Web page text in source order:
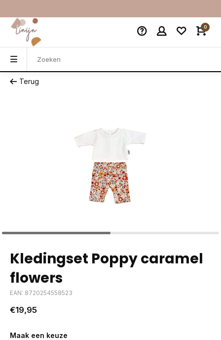
0
Terug
Kledingset Poppy caramel
flowers
EAN: 8720254558523
€19,95
Maak een keuze